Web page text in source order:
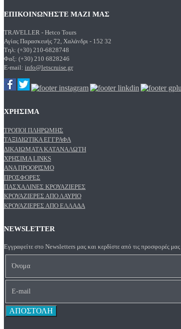
ΕΠΙΚΟΙΝΩΝΗΣΤΕ ΜΑΖΙ ΜΑΣ
TRAVELLER - Hetco Tours
Αγίας Παρασκευής 72, Χαλάνδρι - 152 32
Τηλ: (+30) 210-6828748
Φαξ: (+30) 210 6828246
E-mail: info@letscruise.gr
ΧΡΗΣΙΜΑ
ΤΡΌΠΟΙ ΠΛΗΡΩΜΉΣ
ΤΑΞΙΔΙΩΤΙΚΆ ΈΓΓΡΑΦΑ
ΔΙΚΑΙΏΜΑΤΑ ΚΑΤΑΝΑΛΩΤΉ
ΧΡΉΣΙΜΑ LINKS
ΑΝΑ ΠΡΟΟΡΙΣΜΌ
ΠΡΟΣΦΟΡΈΣ
ΠΑΣΧΑΛΙΝΈΣ ΚΡΟΥΑΖΙΈΡΕΣ
ΚΡΟΥΑΖΙΈΡΕΣ ΑΠΌ ΛΑΎΡΙΟ
ΚΡΟΥΑΖΙΈΡΕΣ ΑΠΌ ΕΛΛΆΔΑ
NEWSLETTER
Εγγραφείτε στο Newsletters μας και κερδίστε από τις προσφορές μας